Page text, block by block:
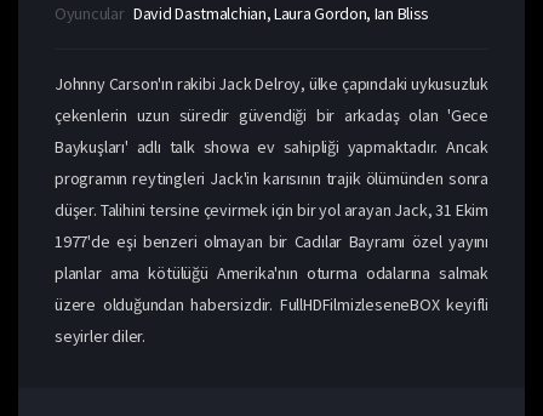
Oyuncular David Dastmalchian, Laura Gordon, Ian Bliss
Johnny Carson'ın rakibi Jack Delroy, ülke çapındaki uykusuzluk
çekenlerin uzun süredir güvendiği bir arkadaş olan 'Gece
Baykuşları' adlı talk showa ev sahipliği yapmaktadır. Ancak
programın reytingleri Jack'in karısının trajik ölümünden sonra
düşer. Talihini tersine çevirmek için bir yol arayan Jack, 31 Ekim
1977'de eşi benzeri olmayan bir Cadılar Bayramı özel yayını
planlar ama kötülüğü Amerika'nın oturma odalarına salmak
üzere olduğundan habersizdir. FullHDFilmizleseneBOX keyifli
seyirler diler.